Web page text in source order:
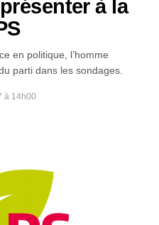
à la
en politique, l’homme
parti dans les sondages.
à 14h00